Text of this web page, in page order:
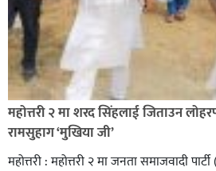
रक्तदान सेवामा जिल्लामै दोस्रो स्थान
रेडक्रस सिराहा द्वारा सम्मानित
महोत्तरी २ मा शरद सिंहलाई जिताउन
रामसुहाग ‘मुखिया जी’
महोत्तरी : महोत्तरी २ मा जनता समाजवादी